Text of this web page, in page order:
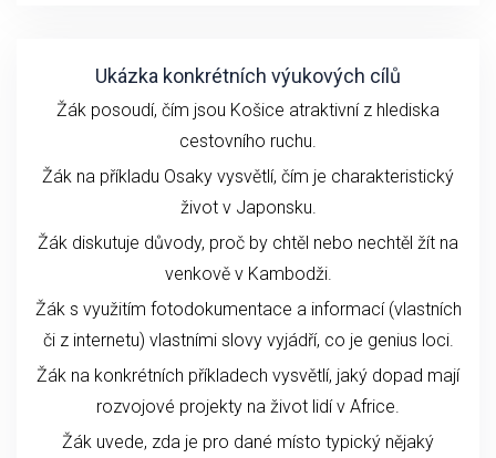
Ukázka konkrétních výukových cílů
Žák posoudí, čím jsou Košice atraktivní z hlediska
cestovního ruchu.
Žák na příkladu Osaky vysvětlí, čím je charakteristický
život v Japonsku.
Žák diskutuje důvody, proč by chtěl nebo nechtěl žít na
venkově v Kambodži.
Žák s využitím fotodokumentace a informací (vlastních
či z internetu) vlastními slovy vyjádří, co je genius loci.
Žák na konkrétních příkladech vysvětlí, jaký dopad mají
rozvojové projekty na život lidí v Africe.
Žák uvede, zda je pro dané místo typický nějaký